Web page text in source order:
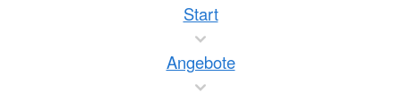
Start
Angebote